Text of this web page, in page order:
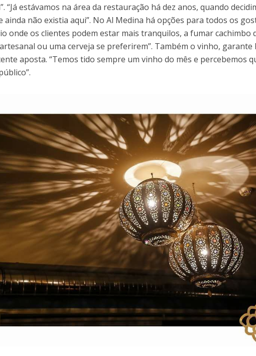
“Já estávamos na área da restauração há dez anos, quando
ainda não existia aqui”. No Al Medina há opções para todos os
onde os clientes podem estar mais tranquilos, a fumar cachimbo
ou uma cerveja se preferirem”. Também o vinho, garante
aposta. “Temos tido sempre um vinho do mês e percebemos